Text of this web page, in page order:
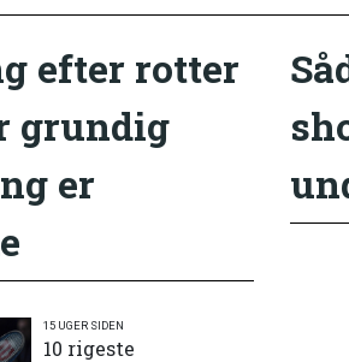
efter rotter
grundig
er
15 UGER SIDEN
10 rigeste